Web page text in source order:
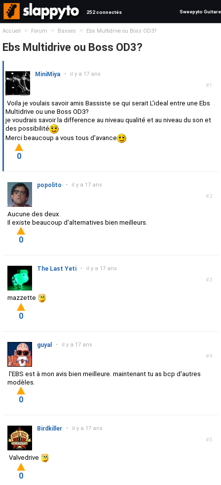
252 connectés Sweepyto Guitare
Accueil > Forum > Basses > Ebs Multidrive ou Boss OD3?
Ebs Multidrive ou Boss OD3?
#1
MiniMiya • il y a 17 ans
Voila je voulais savoir amis Bassiste se qui serait L'ideal entre une Ebs
Multidrive ou une Boss OD3?
je voudrais savoir la difference au niveau qualité et au niveau du son et
des possibilité
Merci beaucoup a vous tous d'avance
0
#2
popolito • il y a 17 ans
Aucune des deux.
Il existe beaucoup d'alternatives bien meilleurs.
0
#3
The Last Yeti • il y a 17 ans
mazzette
0
#4
guyal • il y a 17 ans
l'EBS est à mon avis bien meilleure. maintenant tu as bcp d'autres
modèles.
0
#5
Birdkiller • il y a 17 ans
Valvedrive
0